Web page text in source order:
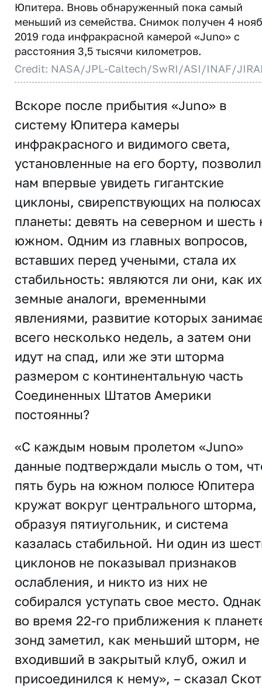
Юпитера. Вновь обнаруженный пока самый
меньший из семейства. Снимок получен 4
2019 года инфракрасной камерой «Juno» с
расстояния 3,5 тысячи километров.
Credit: NASA/JPL-Caltech/SwRI/ASI/INAF/
Вскоре после прибытия «Juno» в
систему Юпитера камеры
инфракрасного и видимого света,
установленные на его борту,
нам впервые увидеть гигантские
циклоны, свирепствующих на полюсах
планеты: девять на северном и шесть
южном. Одним из главных вопросов,
вставших перед учеными, стала их
стабильность: являются ли они, как их
земные аналоги, временными
явлениями, развитие которых
всего несколько недель, а затем они
идут на спад, или же эти шторма
размером с континентальную часть
Соединенных Штатов Америки
постоянны?
«С каждым новым пролетом «Juno»
данные подтверждали мысль о том,
пять бурь на южном полюсе Юпитера
кружат вокруг центрального шторма,
образуя пятиугольник, и система
казалась стабильной. Ни один из
циклонов не показывал признаков
ослабления, и никто из них не
собирался уступать свое место.
во время 22-го приближения к
зонд заметил, как меньший шторм, не
входивший в закрытый клуб, ожил и
присоединился к нему», – сказал